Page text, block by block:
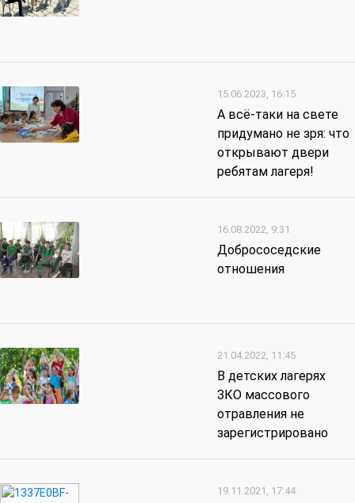
15.06.2023, 16:15
А всё-таки на свете
придумано не зря: что
открывают двери
ребятам лагеря!
16.08.2022, 9:31
Добрососедские
отношения
21.04.2022, 11:45
В детских лагерях
ЗКО массового
отравления не
зарегистрировано
19.11.2021, 17:44